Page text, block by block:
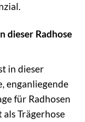
dieser Radhose
in dieser
enganliegende
für Radhosen
Trägerhose